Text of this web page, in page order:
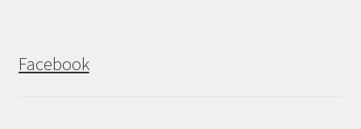
Facebook